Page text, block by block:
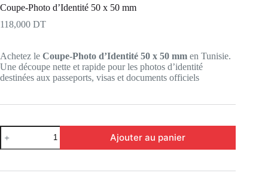
Coupe-Photo d’Identité 50 x 50 mm
118,000 DT
Achetez le Coupe-Photo d’Identité 50 x 50 mm en Tunisie.
Une découpe nette et rapide pour les photos d’identité
destinées aux passeports, visas et documents officiels
quantité
de
Coupe-
d’Identité
Ajouter au panier